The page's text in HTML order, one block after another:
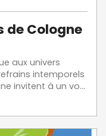
de Cologne
aux univers
intemporels
invitent à un vo...